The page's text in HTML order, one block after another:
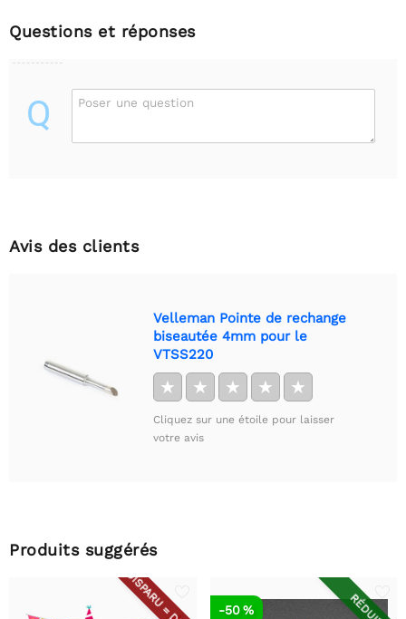
Questions et réponses
Q Poser une question
Avis des clients
Velleman Pointe de rechange
biseautée 4mm pour le
VTSS220
★ ★ ★ ★ ★
Cliquez sur une étoile pour laisser
votre avis
Produits suggérés
RÉDUIT
-50 %